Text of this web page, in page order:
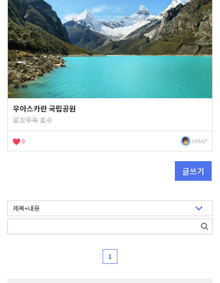
우아스카란 국립공원
로꼬뚜욕 호수
0 HMAP
글쓰기
1